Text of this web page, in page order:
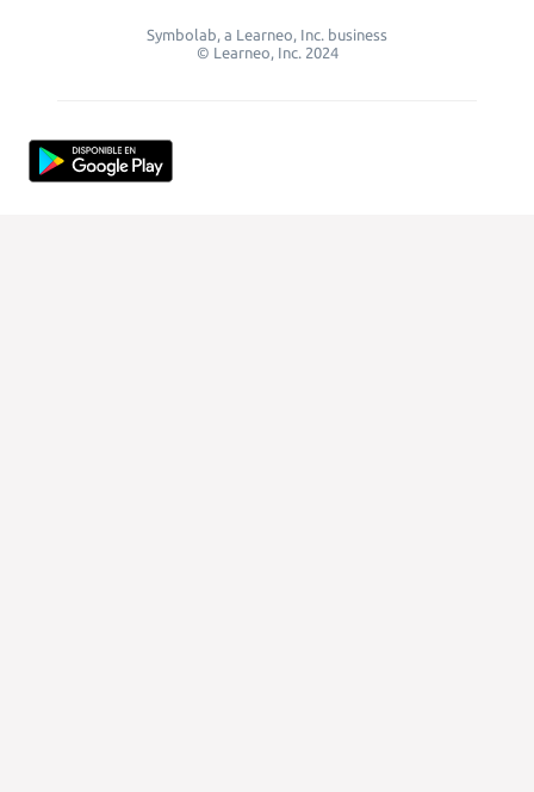
Symbolab, a Learneo, Inc. business
© Learneo, Inc. 2024